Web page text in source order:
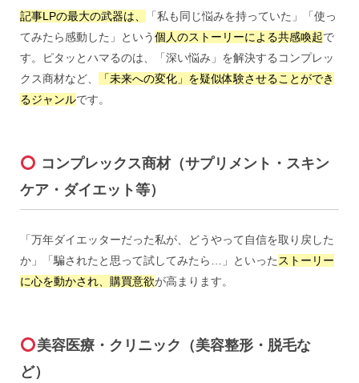
記事LPの最大の武器は、
「私も同じ悩みを持っていた」「使っ
てみたら感動した」という個人のストーリーによる共感喚起で
す。ピタッとハマるのは、「深い悩み」を解決するコンプレッ
クス商材など、
「未来への変化」を疑似体験させることができ
るジャンルです。
コンプレックス商材（サプリメント・スキン
ケア・ダイエット等）
「万年ダイエッターだった私が、どうやって自信を取り戻した
か」「騙されたと思って試してみたら…」といった ストーリー
に心を動かされ、購買意欲が高まります。
美容医療・クリニック（美容整形・脱毛な
ど）